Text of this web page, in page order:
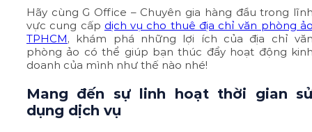
Hãy cùng G Office – Chuyên gia hàng đầu trong
vực cung cấp dịch vụ cho thuê địa chỉ văn phòng
TPHCM, khám phá những lợi ích của địa chỉ
phòng ảo có thể giúp bạn thúc đẩy hoạt động
doanh của mình như thế nào nhé!
Mang đến sự linh hoạt thời gian
dụng dịch vụ